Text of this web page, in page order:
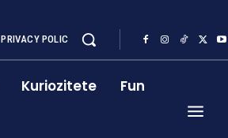
PRIVACY POLIC
Kuriozitete Fun